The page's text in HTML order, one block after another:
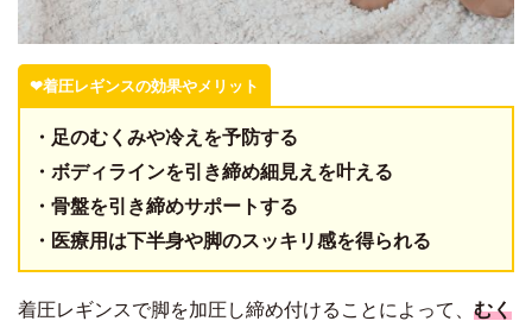
❤︎着圧レギンスの効果やメリット
・足のむくみや冷えを予防する
・ボディラインを引き締め細見えを叶える
・骨盤を引き締めサポートする
・医療用は下半身や脚のスッキリ感を得られる
着圧レギンスで脚を加圧し締め付けることによって、 むく